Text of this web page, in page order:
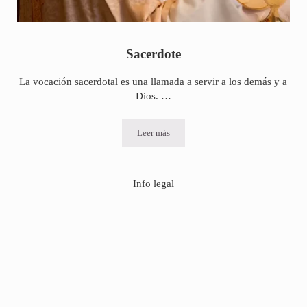
Sacerdote
La vocación sacerdotal es una llamada a servir a los demás y a
Dios. …
Leer más
Sacerdote
Info legal